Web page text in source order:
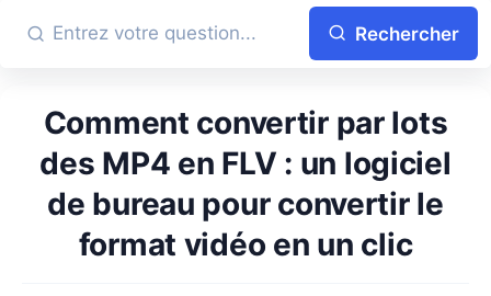
Rechercher
Comment convertir par lots
des MP4 en FLV : un logiciel
de bureau pour convertir le
format vidéo en un clic